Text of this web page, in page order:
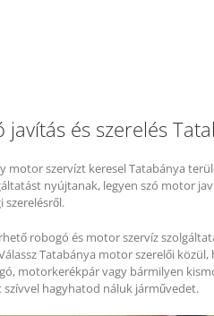
javítás és szerelés
motor szervízt keresel Tatabánya
nyújtanak, legyen szó motor
robogó és motor szervíz
Tatabánya motor szerelői
motorkerékpár vagy bármilyen
hagyhatod náluk járművedet.